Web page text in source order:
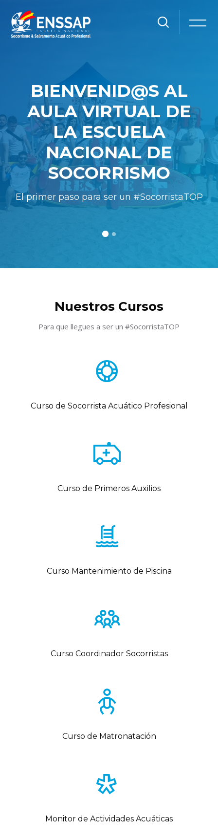
BIENVENID@S AL
AULA VIRTUAL DE
LA ESCUELA
NACIONAL DE
SOCORRISMO
El primer paso para ser un #SocorristaTOP
Nuestros Cursos
Para que llegues a ser un #SocorristaTOP
Curso de Socorrista Acuático Profesional
Curso de Primeros Auxilios
Curso Mantenimiento de Piscina
Curso Coordinador Socorristas
Curso de Matronatación
Monitor de Actividades Acuáticas